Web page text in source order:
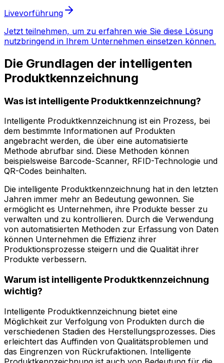
Livevorführung
Jetzt teilnehmen, um zu erfahren wie Sie diese Lösung
nutzbringend in Ihrem Unternehmen einsetzen können.
Die Grundlagen der intelligenten
Produktkennzeichnung
Was ist intelligente Produktkennzeichnung?
Intelligente Produktkennzeichnung ist ein Prozess, bei
dem bestimmte Informationen auf Produkten
angebracht werden, die über eine automatisierte
Methode abrufbar sind. Diese Methoden können
beispielsweise Barcode-Scanner, RFID-Technologie und
QR-Codes beinhalten.
Die intelligente Produktkennzeichnung hat in den letzten
Jahren immer mehr an Bedeutung gewonnen. Sie
ermöglicht es Unternehmen, ihre Produkte besser zu
verwalten und zu kontrollieren. Durch die Verwendung
von automatisierten Methoden zur Erfassung von Daten
können Unternehmen die Effizienz ihrer
Produktionsprozesse steigern und die Qualität ihrer
Produkte verbessern.
Warum ist intelligente Produktkennzeichnung
wichtig?
Intelligente Produktkennzeichnung bietet eine
Möglichkeit zur Verfolgung von Produkten durch die
verschiedenen Stadien des Herstellungsprozesses. Dies
erleichtert das Auffinden von Qualitätsproblemen und
das Eingrenzen von Rückrufaktionen. Intelligente